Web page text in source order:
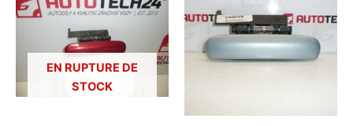
EN RUPTURE DE
STOCK